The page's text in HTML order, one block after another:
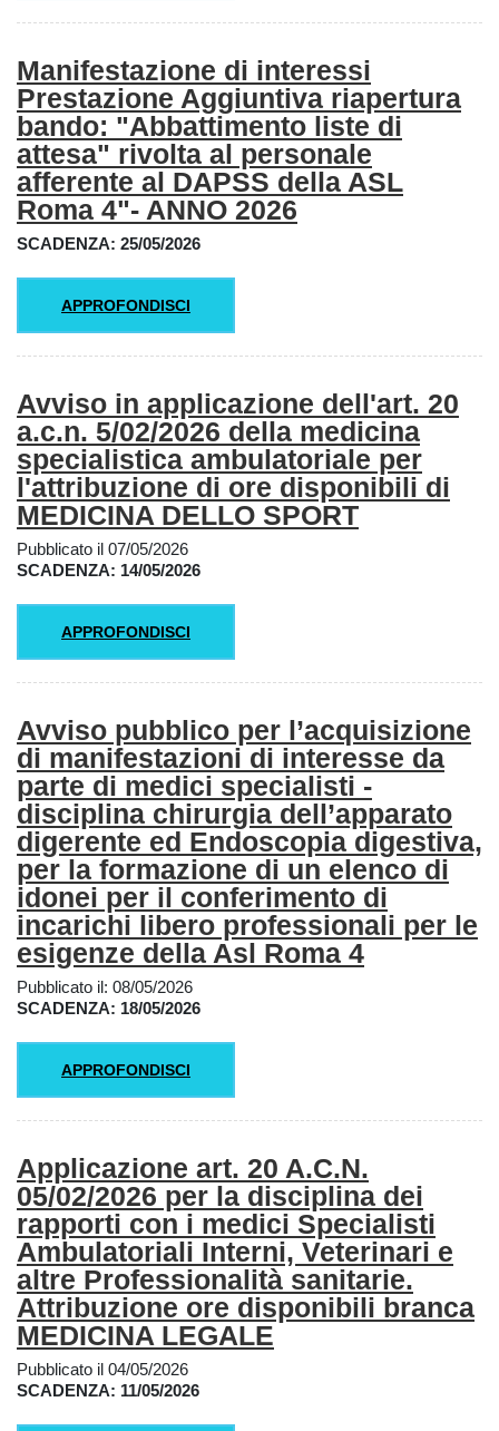
Manifestazione di interessi
Prestazione Aggiuntiva riapertura
bando: "Abbattimento liste di
attesa" rivolta al personale
afferente al DAPSS della ASL
Roma 4"- ANNO 2026
SCADENZA: 25/05/2026
APPROFONDISCI
Avviso in applicazione dell'art. 20
a.c.n. 5/02/2026 della medicina
specialistica ambulatoriale per
l'attribuzione di ore disponibili di
MEDICINA DELLO SPORT
Pubblicato il 07/05/2026
SCADENZA: 14/05/2026
APPROFONDISCI
Avviso pubblico per l’acquisizione
di manifestazioni di interesse da
parte di medici specialisti -
disciplina chirurgia dell’apparato
digerente ed Endoscopia digestiva,
per la formazione di un elenco di
idonei per il conferimento di
incarichi libero professionali per le
esigenze della Asl Roma 4
Pubblicato il: 08/05/2026
SCADENZA: 18/05/2026
APPROFONDISCI
Applicazione art. 20 A.C.N.
05/02/2026 per la disciplina dei
rapporti con i medici Specialisti
Ambulatoriali Interni, Veterinari e
altre Professionalità sanitarie.
Attribuzione ore disponibili branca
MEDICINA LEGALE
Pubblicato il 04/05/2026
SCADENZA: 11/05/2026